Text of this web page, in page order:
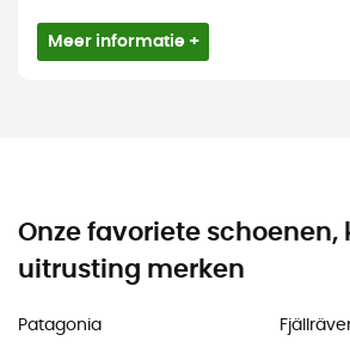
Meer informatie +
Onze favoriete schoenen,
uitrusting merken
Patagonia